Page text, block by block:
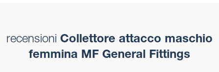
recensioni Collettore attacco maschio
femmina MF General Fittings